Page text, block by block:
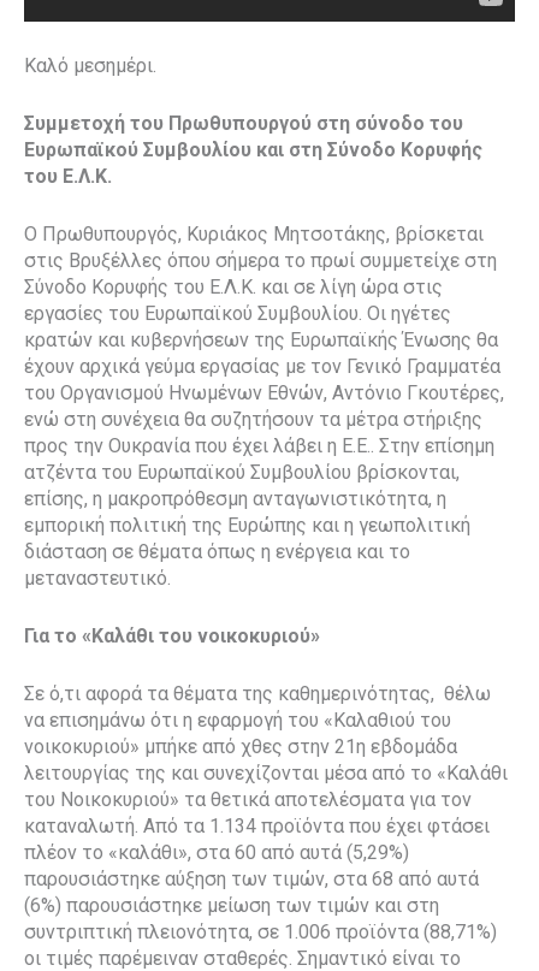
Καλό μεσημέρι.
Συμμετοχή του Πρωθυπουργού στη σύνοδο του
Ευρωπαϊκού Συμβουλίου και στη Σύνοδο Κορυφής
του Ε.Λ.Κ.
Ο Πρωθυπουργός, Κυριάκος Μητσοτάκης, βρίσκεται
στις Βρυξέλλες όπου σήμερα το πρωί συμμετείχε στη
Σύνοδο Κορυφής του Ε.Λ.Κ. και σε λίγη ώρα στις
εργασίες του Ευρωπαϊκού Συμβουλίου. Οι ηγέτες
κρατών και κυβερνήσεων της Ευρωπαϊκής Ένωσης θα
έχουν αρχικά γεύμα εργασίας με τον Γενικό Γραμματέα
του Οργανισμού Ηνωμένων Εθνών, Αντόνιο Γκουτέρες,
ενώ στη συνέχεια θα συζητήσουν τα μέτρα στήριξης
προς την Ουκρανία που έχει λάβει η Ε.Ε.. Στην επίσημη
ατζέντα του Ευρωπαϊκού Συμβουλίου βρίσκονται,
επίσης, η μακροπρόθεσμη ανταγωνιστικότητα, η
εμπορική πολιτική της Ευρώπης και η γεωπολιτική
διάσταση σε θέματα όπως η ενέργεια και το
μεταναστευτικό.
Για το «Καλάθι του νοικοκυριού»
Σε ό,τι αφορά τα θέματα της καθημερινότητας, θέλω
να επισημάνω ότι η εφαρμογή του «Καλαθιού του
νοικοκυριού» μπήκε από χθες στην 21η εβδομάδα
λειτουργίας της και συνεχίζονται μέσα από το «Καλάθι
του Νοικοκυριού» τα θετικά αποτελέσματα για τον
καταναλωτή. Από τα 1.134 προϊόντα που έχει φτάσει
πλέον το «καλάθι», στα 60 από αυτά (5,29%)
παρουσιάστηκε αύξηση των τιμών, στα 68 από αυτά
(6%) παρουσιάστηκε μείωση των τιμών και στη
συντριπτική πλειονότητα, σε 1.006 προϊόντα (88,71%)
οι τιμές παρέμειναν σταθερές. Σημαντικό είναι το